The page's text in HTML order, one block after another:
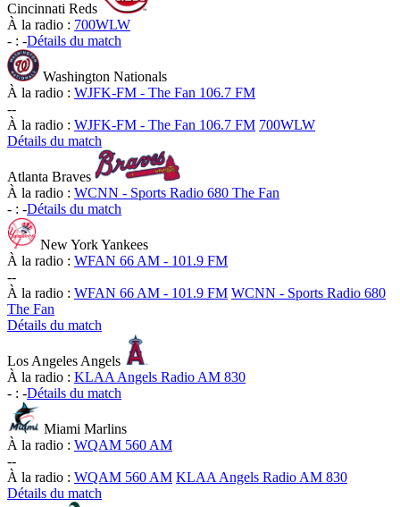
Cincinnati Reds
À la radio : 700WLW
- : -Détails du match
Washington Nationals
À la radio : WJFK-FM - The Fan 106.7 FM
--
À la radio : WJFK-FM - The Fan 106.7 FM 700WLW
Détails du match
Atlanta Braves
À la radio : WCNN - Sports Radio 680 The Fan
- : -Détails du match
New York Yankees
À la radio : WFAN 66 AM - 101.9 FM
--
À la radio : WFAN 66 AM - 101.9 FM WCNN - Sports Radio 680
The Fan
Détails du match
Los Angeles Angels
À la radio : KLAA Angels Radio AM 830
- : -Détails du match
Miami Marlins
À la radio : WQAM 560 AM
--
À la radio : WQAM 560 AM KLAA Angels Radio AM 830
Détails du match